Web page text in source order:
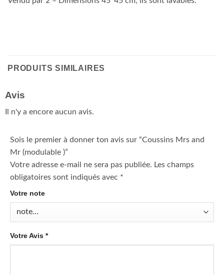
PRODUITS SIMILAIRES
Avis
Il n'y a encore aucun avis.
Sois le premier à donner ton avis sur “Coussins Mrs and
Mr (modulable )”
Votre adresse e-mail ne sera pas publiée. Les champs
obligatoires sont indiqués avec *
Votre note
Votre Avis *